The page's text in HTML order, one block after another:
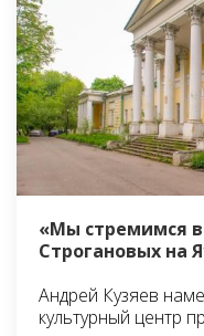
«Мы стремимся
Строгановых на
Андрей Кузяев
культурный центр